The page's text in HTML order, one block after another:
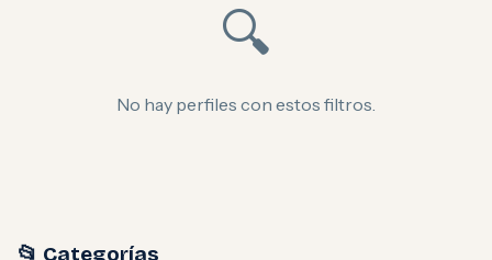
🔍
No hay perfiles con estos filtros.
📂 Categorías